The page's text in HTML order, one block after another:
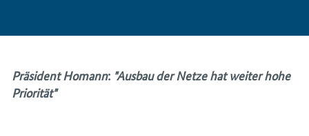
Präsident Homann: "Ausbau der Netze hat weiter hohe
Priorität"